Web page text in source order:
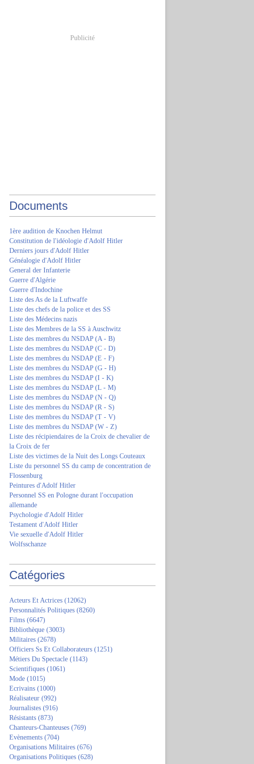
Publicité
Documents
1ère audition de Knochen Helmut
Constitution de l'idéologie d'Adolf Hitler
Derniers jours d'Adolf Hitler
Généalogie d'Adolf Hitler
General der Infanterie
Guerre d'Algérie
Guerre d'Indochine
Liste des As de la Luftwaffe
Liste des chefs de la police et des SS
Liste des Médecins nazis
Liste des Membres de la SS à Auschwitz
Liste des membres du NSDAP (A - B)
Liste des membres du NSDAP (C - D)
Liste des membres du NSDAP (E - F)
Liste des membres du NSDAP (G - H)
Liste des membres du NSDAP (I - K)
Liste des membres du NSDAP (L - M)
Liste des membres du NSDAP (N - Q)
Liste des membres du NSDAP (R - S)
Liste des membres du NSDAP (T - V)
Liste des membres du NSDAP (W - Z)
Liste des récipiendaires de la Croix de chevalier de
la Croix de fer
Liste des victimes de la Nuit des Longs Couteaux
Liste du personnel SS du camp de concentration de
Flossenburg
Peintures d'Adolf Hitler
Personnel SS en Pologne durant l'occupation
allemande
Psychologie d'Adolf Hitler
Testament d'Adolf Hitler
Vie sexuelle d'Adolf Hitler
Wolfsschanze
Catégories
Acteurs Et Actrices (12062)
Personnalités Politiques (8260)
Films (6647)
Bibliothèque (3003)
Militaires (2678)
Officiers Ss Et Collaborateurs (1251)
Métiers Du Spectacle (1143)
Scientifiques (1061)
Mode (1015)
Ecrivains (1000)
Réalisateur (992)
Journalistes (916)
Résistants (873)
Chanteurs-Chanteuses (769)
Evènements (704)
Organisations Militaires (676)
Organisations Politiques (628)